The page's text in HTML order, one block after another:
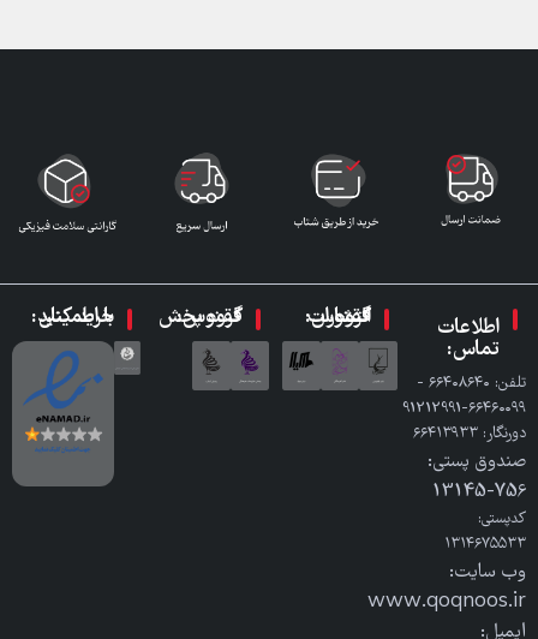
اطلاعات
تماس:
تلفن: ٦٦٤٠٨٦٤٠ -
٦٦٤٦٠٠٩٩-91212991
دورنگار: ٦٦٤١٣٩٣٣
صندوق پستی:
756-13145
کدپستی:
۱۳۱۴۶۷۵۵۳۳
وب سایت:
www.qoqnoos.ir
ایمیل:
گروه انتشارات ققنوس: گروه پخش ققنوس: با اطمینان خرید کنید: